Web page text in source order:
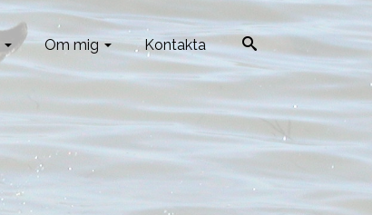
Om mig Kontakta